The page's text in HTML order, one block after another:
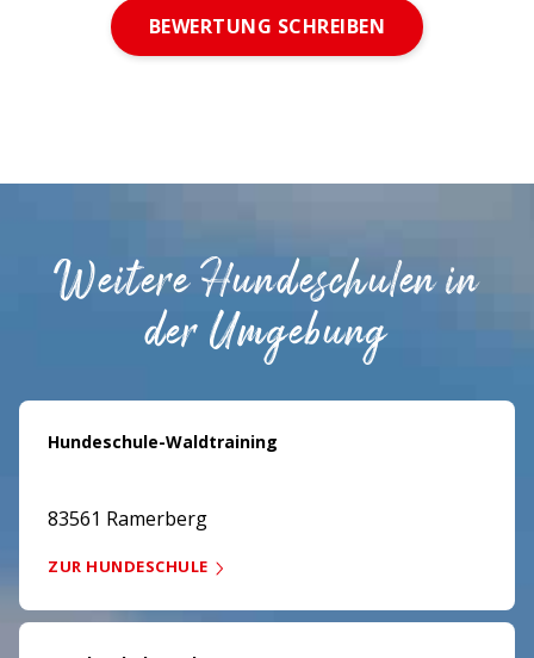
BEWERTUNG SCHREIBEN
Weitere Hundeschulen in
der Umgebung
Hundeschule-Waldtraining
83561 Ramerberg
ZUR HUNDESCHULE